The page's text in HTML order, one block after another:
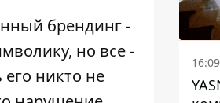
брендинг -
но все -
никто не
16:09